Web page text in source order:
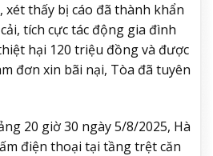
xét thấy bị cáo đã thành khẩn
tích cực tác động gia đình
hại 120 triệu đồng và được
đơn xin bãi nại, Tòa đã tuyên
20 giờ 30 ngày 5/8/2025, Hà
điện thoại tại tầng trệt căn